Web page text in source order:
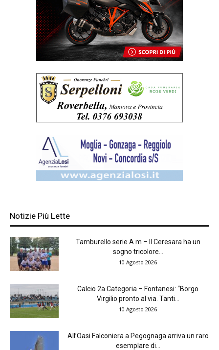
Notizie Più Lette
Tamburello serie A m – Il Ceresara ha un
sogno tricolore...
10 Agosto 2026
Calcio 2a Categoria – Fontanesi: “Borgo
Virgilio pronto al via. Tanti...
10 Agosto 2026
All’Oasi Falconiera a Pegognaga arriva un raro
esemplare di...